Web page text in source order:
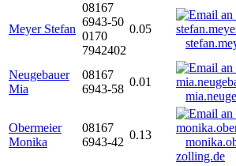
Meyer Stefan
08167
6943-50
0170
7942402
0.05
Neugebauer
Mia
08167
6943-58
0.01
Obermeier
Monika
08167
6943-42
0.13
zolling.de